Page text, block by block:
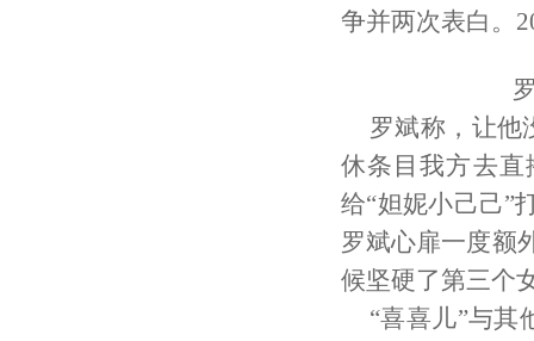
争并两次表白。
罗斌称，让他
休条目我方去
给“妲妮小己己”
罗斌心扉一度额
候坚硬了第三个
“喜喜儿”与其